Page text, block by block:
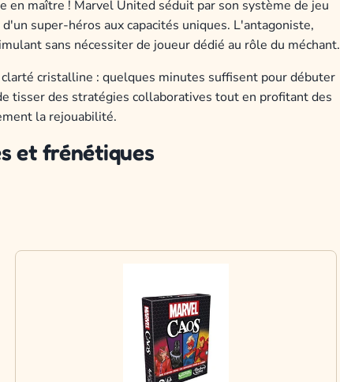
en maître ! Marvel United séduit par son système de jeu
super-héros aux capacités uniques. L'antagoniste,
sans nécessiter de joueur dédié au rôle du méchant.
cristalline : quelques minutes suffisent pour débuter
tisser des stratégies collaboratives tout en profitant des
la rejouabilité.
et frénétiques